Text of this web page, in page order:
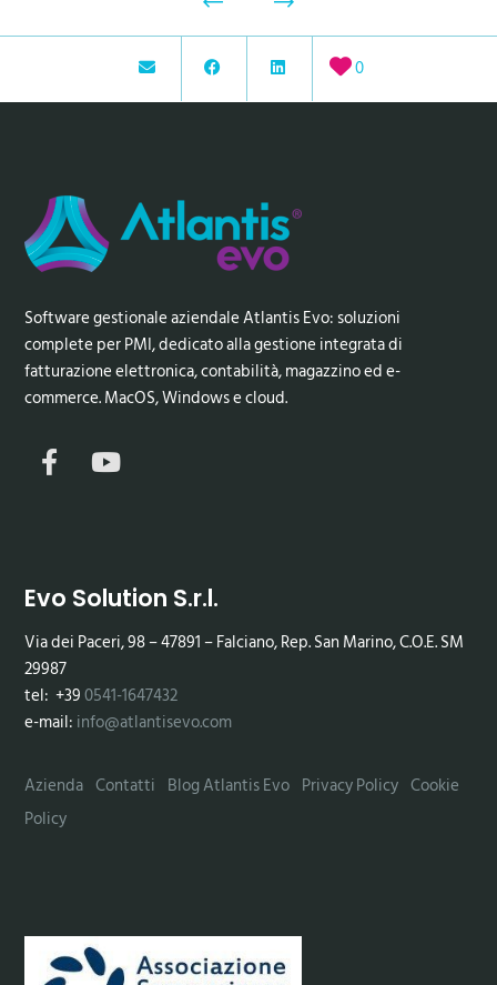
0
Software gestionale aziendale Atlantis Evo: soluzioni
complete per PMI, dedicato alla gestione integrata di
fatturazione elettronica, contabilità, magazzino ed e-
commerce. MacOS, Windows e cloud.
Evo Solution S.r.l.
Via dei Paceri, 98 – 47891 – Falciano, Rep. San Marino, C.O.E. SM
29987
tel: +390541-1647432
e-mail: info@atlantisevo.com
Azienda Contatti Blog Atlantis Evo Privacy Policy Cookie
Policy